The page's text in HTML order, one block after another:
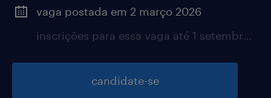
vaga postada em 2 março 2026
inscrições para essa vaga até 1 setembro 2026
candidate-se